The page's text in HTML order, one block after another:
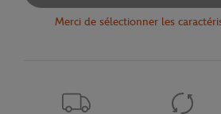
Merci de sélectionner les